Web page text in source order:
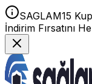
SAGLAM15
İndirim Fırsatını